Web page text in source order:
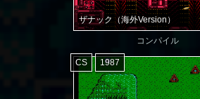
ザナック（海外Version）
コンパイル
CS 1987